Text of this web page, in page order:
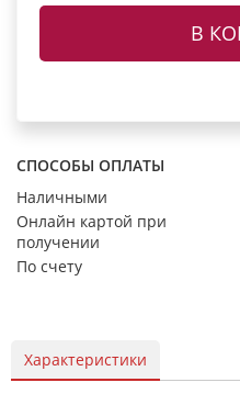
В
СПОСОБЫ ОПЛАТЫ
Наличными
Онлайн картой при
получении
По счету
Характеристики